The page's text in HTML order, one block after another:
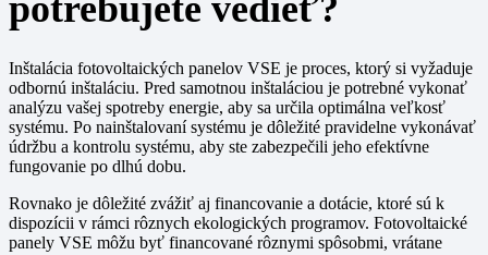
potrebujete vedieť?
Inštalácia fotovoltaických panelov VSE je proces, ktorý si vyžaduje
odbornú inštaláciu. Pred samotnou inštaláciou je potrebné vykonať
analýzu vašej spotreby energie, aby sa určila optimálna veľkosť
systému. Po nainštalovaní systému je dôležité pravidelne vykonávať
údržbu a kontrolu systému, aby ste zabezpečili jeho efektívne
fungovanie po dlhú dobu.
Rovnako je dôležité zvážiť aj financovanie a dotácie, ktoré sú k
dispozícii v rámci rôznych ekologických programov. Fotovoltaické
panely VSE môžu byť financované rôznymi spôsobmi, vrátane